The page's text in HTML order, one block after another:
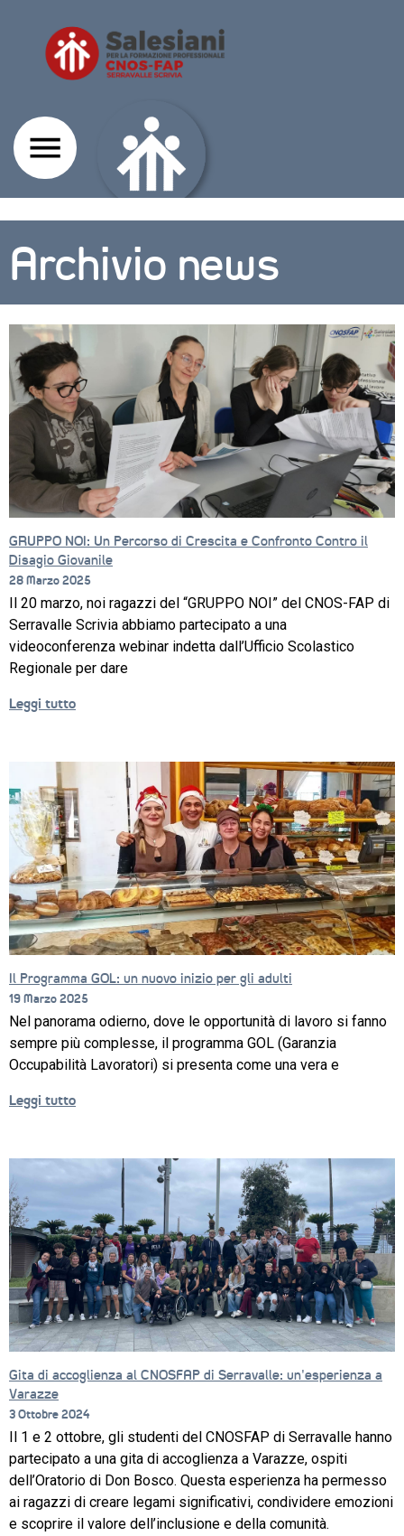
CORSI
NEWS
IL
CENTRO
PROGETTO
EDUCATIVO
ORIENTAMENTO
Archivio news
GRUPPO NOI: Un Percorso di Crescita e Confronto Contro il
Disagio Giovanile
28 Marzo 2025
Il 20 marzo, noi ragazzi del “GRUPPO NOI” del CNOS-FAP di
Serravalle Scrivia abbiamo partecipato a una
videoconferenza webinar indetta dall’Ufficio Scolastico
Regionale per dare
Leggi tutto
Il Programma GOL: un nuovo inizio per gli adulti
19 Marzo 2025
Nel panorama odierno, dove le opportunità di lavoro si fanno
sempre più complesse, il programma GOL (Garanzia
Occupabilità Lavoratori) si presenta come una vera e
Leggi tutto
Gita di accoglienza al CNOSFAP di Serravalle: un’esperienza a
Varazze
3 Ottobre 2024
Il 1 e 2 ottobre, gli studenti del CNOSFAP di Serravalle hanno
partecipato a una gita di accoglienza a Varazze, ospiti
dell’Oratorio di Don Bosco. Questa esperienza ha permesso
ai ragazzi di creare legami significativi, condividere emozioni
e scoprire il valore dell’inclusione e della comunità.